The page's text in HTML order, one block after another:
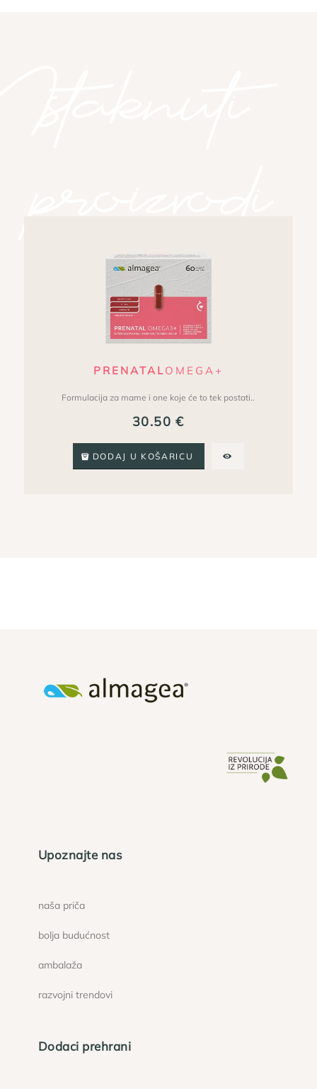
proizvodi
PRENATALOMEGA+
Formulacija za mame i one koje će to tek postati..
30.50€
DODAJ U KOŠARICU
Upoznajte nas
naša priča
bolja budućnost
ambalaža
razvojni trendovi
Dodaci prehrani